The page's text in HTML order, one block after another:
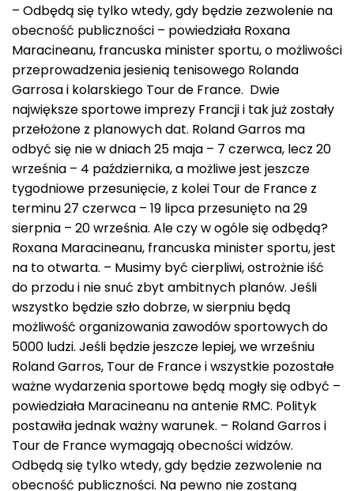
– Odbędą się tylko wtedy, gdy będzie zezwolenie na
obecność publiczności – powiedziała Roxana
Maracineanu, francuska minister sportu, o możliwości
przeprowadzenia jesienią tenisowego Rolanda
Garrosa i kolarskiego Tour de France. Dwie
największe sportowe imprezy Francji i tak już zostały
przełożone z planowych dat. Roland Garros ma
odbyć się nie w dniach 25 maja – 7 czerwca, lecz 20
września – 4 października, a możliwe jest jeszcze
tygodniowe przesunięcie, z kolei Tour de France z
terminu 27 czerwca – 19 lipca przesunięto na 29
sierpnia – 20 września. Ale czy w ogóle się odbędą?
Roxana Maracineanu, francuska minister sportu, jest
na to otwarta. – Musimy być cierpliwi, ostrożnie iść
do przodu i nie snuć zbyt ambitnych planów. Jeśli
wszystko będzie szło dobrze, w sierpniu będą
możliwość organizowania zawodów sportowych do
5000 ludzi. Jeśli będzie jeszcze lepiej, we wrześniu
Roland Garros, Tour de France i wszystkie pozostałe
ważne wydarzenia sportowe będą mogły się odbyć –
powiedziała Maracineanu na antenie RMC. Polityk
postawiła jednak ważny warunek. – Roland Garros i
Tour de France wymagają obecności widzów.
Odbędą się tylko wtedy, gdy będzie zezwolenie na
obecność publiczności. Na pewno nie zostaną